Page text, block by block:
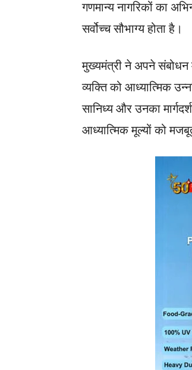
गणमान्य नागरिकों का
सर्वोच्च सौभाग्य होता है।
मुख्यमंत्री ने अपने संबोधन
व्यक्ति को आध्यात्मिक
सानिध्य और उनका
आध्यात्मिक मूल्यों को